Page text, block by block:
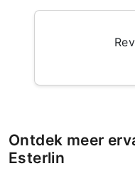
Ontdek meer
Esterlin